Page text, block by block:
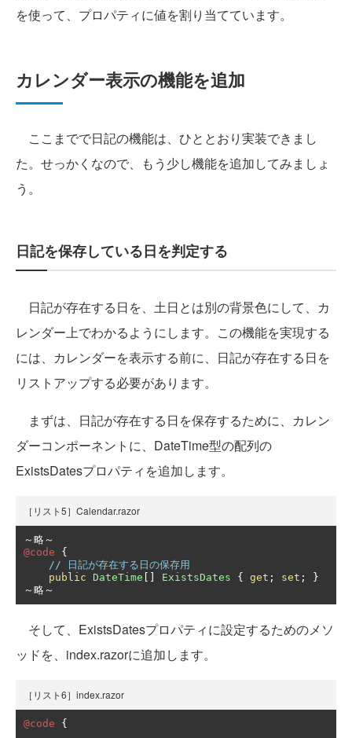
を使って、プロパティに値を割り当てています。
カレンダー表示の機能を追加
ここまでで日記の機能は、ひととおり実装できまし
た。せっかくなので、もう少し機能を追加してみましょ
う。
日記を保存している日を判定する
日記が存在する日を、土日とは別の背景色にして、カ
レンダー上でわかるようにします。この機能を実現する
には、カレンダーを表示する前に、日記が存在する日を
リストアップする必要があります。
まずは、日記が存在する日を保存するために、カレン
ダーコンポーネントに、DateTime型の配列の
ExistsDatesプロパティを追加します。
［リスト5］Calendar.razor
～略～
@code
{
// 日記が存在する日の保存用
public DateTime ExistsDates { get ; set ;
}
～略～
そして、ExistsDatesプロパティに設定するためのメソ
ッドを、index.razorに追加します。
［リスト6］index.razor
@code {